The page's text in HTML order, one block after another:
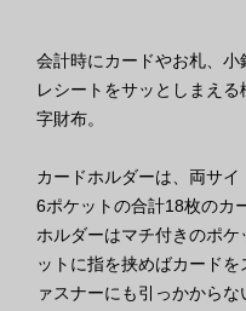
会計時にカードやお札、
レシートをサッとしまえ
字財布。
カードホルダーは、両サ
6ポケットの合計18枚のカ
ホルダーはマチ付きのポ
ットに指を挟めばカード
ァスナーにも引っかから